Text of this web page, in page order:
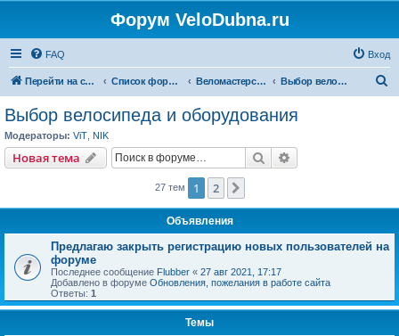
Форум VeloDubna.ru
FAQ Вход
Перейти на сайт Список форумов Веломастерская Выбор велосипеда и оборудования
Выбор велосипеда и оборудования
Модераторы: ViT NIK
Новая тема Поиск
27 тем 1 2
Объявления
Предлагаю закрыть регистрацию новых пользователей на
форуме
Последнее сообщение Flubber « 27 авг 2021, 17:17
Добавлено в форуме Обновления, пожелания в работе сайта
Ответы: 1
Темы